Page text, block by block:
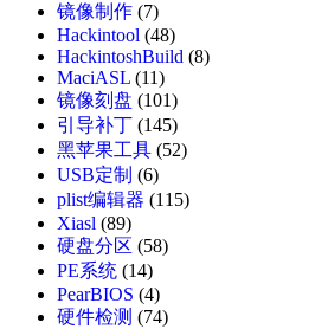
镜像制作 (7)
Hackintool (48)
HackintoshBuild (8)
MaciASL (11)
镜像刻盘 (101)
引导补丁 (145)
黑苹果工具 (52)
USB定制 (6)
plist编辑器 (115)
Xiasl (89)
硬盘分区 (58)
PE系统 (14)
PearBIOS (4)
硬件检测 (74)